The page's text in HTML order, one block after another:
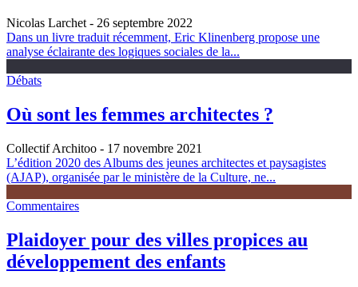
Nicolas Larchet - 26 septembre 2022
Dans un livre traduit récemment, Eric Klinenberg propose une
analyse éclairante des logiques sociales de la...
Débats
Où sont les femmes architectes ?
Collectif Architoo - 17 novembre 2021
L’édition 2020 des Albums des jeunes architectes et paysagistes
(AJAP), organisée par le ministère de la Culture, ne...
Commentaires
Plaidoyer pour des villes propices au
développement des enfants